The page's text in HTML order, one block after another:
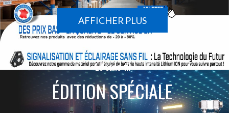
AFFICHER PLUS
Le sans-fil
ÉDITION SPÉCIALE